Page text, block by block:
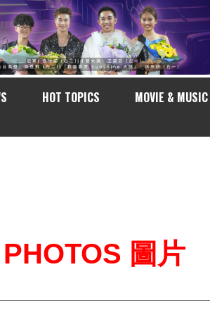
HOT TOPICS MOVIE & MUSIC
PHOTOS 圖片